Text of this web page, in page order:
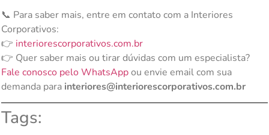
📞 Para saber mais, entre em contato com a Interiores
Corporativos:
👉 interiorescorporativos.com.br
👉 Quer saber mais ou tirar dúvidas com um especialista?
Fale conosco pelo WhatsAppou envie email com sua
demanda para interiores@interiorescorporativos.com.br
Tags: